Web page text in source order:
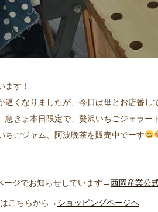
ます！
遅くなりましたが、今日は母とお店番し
急きょ本日限定で、贅沢いちごジェラー
ちごジャム、阿波晩茶を販売中でーす
ージでお知らせしています→西岡産業公
こちらから→ ショッピングページへ